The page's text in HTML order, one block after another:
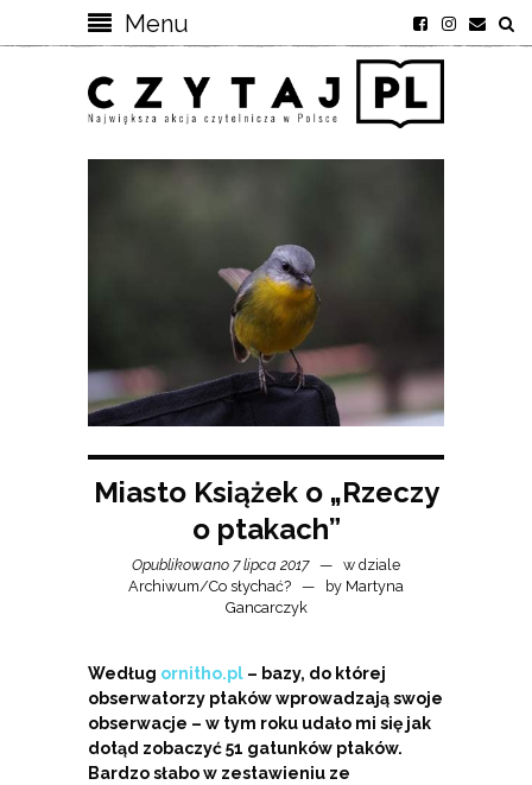
Menu
Miasto Książek o „Rzeczy
o ptakach”
Opublikowano 7 lipca 2017
w dziale
Archiwum/Co słychać? by Martyna
Gancarczyk
Według ornitho.pl – bazy, do której
obserwatorzy ptaków wprowadzają swoje
obserwacje – w tym roku udało mi się jak
dotąd zobaczyć 51 gatunków ptaków.
Bardzo słabo w zestawieniu ze